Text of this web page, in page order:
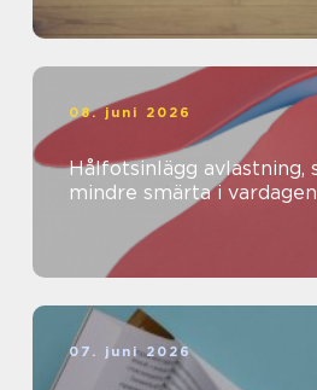
08. juni 2026
Hålfotsinlägg avlastning, stabilitet och
mindre smärta i vardagen
07. juni 2026